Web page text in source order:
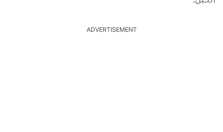
ADVERTISEMENT